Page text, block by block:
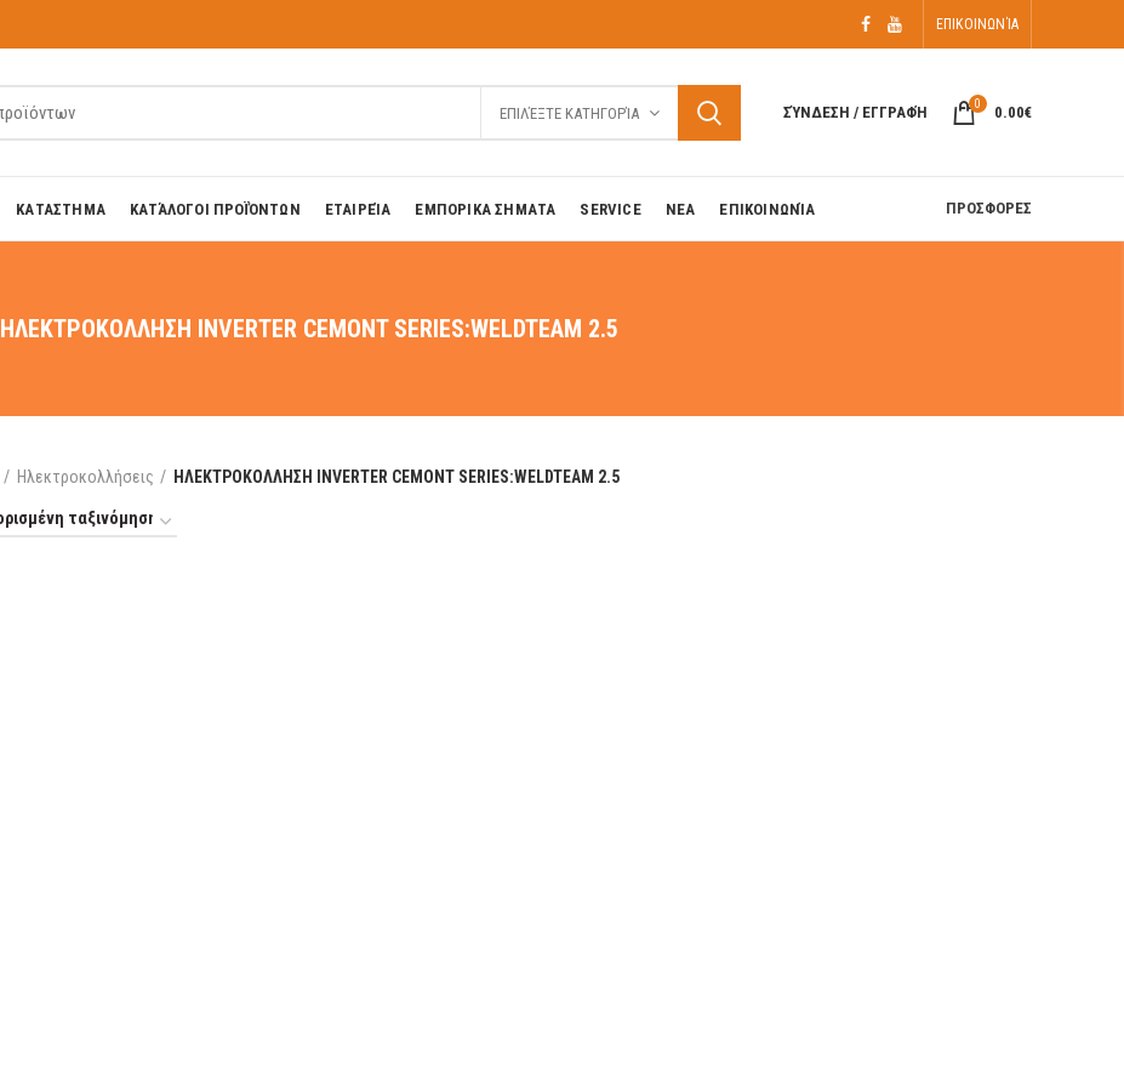
ΕΠΙΚΟΙΝΩΝΊΑ
ΕΠΙΛΈΞΤΕ ΚΑΤΗΓΟΡΊΑ ΣΎΝΔΕΣΗ / ΕΓΓΡΑΦΉ 0 0.00€
ΚΑΤΑΣΤΗΜΑ ΚΑΤΆΛΟΓΟΙ ΠΡΟΪΌΝΤΩΝ ΕΤΑΙΡΕΊΑ ΕΜΠΟΡΙΚΑ ΣΗΜΑΤΑ SERVICE ΝΕΑ ΕΠΙΚΟΙΝΩΝΊΑ ΠΡΟΣΦΟΡΕΣ
ΗΛΕΚΤΡΟΚΟΛΛΗΣΗ ΙΝVERTER CEMONT SERIES:WELDTEAM 2.5
Ηλεκτροκολλήσεις ΗΛΕΚΤΡΟΚΟΛΛΗΣΗ ΙΝVERTER CEMONT SERIES:WELDTEAM 2.5